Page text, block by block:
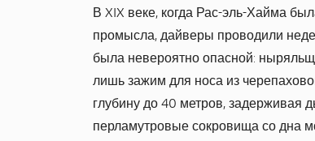
В XIX веке, когда Рас-эль-Хайма
промысла, дайверы проводили
была невероятно опасной:
лишь зажим для носа из
глубину до 40 метров, задерживая
перламутровые сокровища со дна